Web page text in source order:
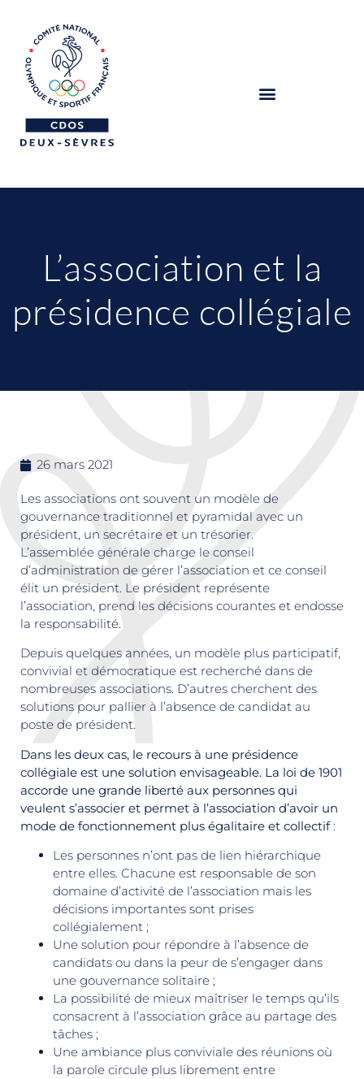
L’association et la
présidence collégiale
26 mars 2021
Les associations ont souvent un modèle de
gouvernance traditionnel et pyramidal avec un
président, un secrétaire et un trésorier.
L’assemblée générale charge le conseil
d’administration de gérer l’association et ce conseil
élit un président. Le président représente
l’association, prend les décisions courantes et endosse
la responsabilité.
Depuis quelques années, un modèle plus participatif,
convivial et démocratique est recherché dans de
nombreuses associations. D’autres cherchent des
solutions pour pallier à l’absence de candidat au
poste de président.
Dans les deux cas, le recours à une présidence
collégiale est une solution envisageable. La loi de 1901
accorde une grande liberté aux personnes qui
veulent s’associer et permet à l’association d’avoir un
mode de fonctionnement plus égalitaire et collectif :
Les personnes n’ont pas de lien hiérarchique
entre elles. Chacune est responsable de son
domaine d’activité de l’association mais les
décisions importantes sont prises
collégialement ;
Une solution pour répondre à l’absence de
candidats ou dans la peur de s’engager dans
une gouvernance solitaire ;
La possibilité de mieux maîtriser le temps qu’ils
consacrent à l’association grâce au partage des
tâches ;
Une ambiance plus conviviale des réunions où
la parole circule plus librement entre